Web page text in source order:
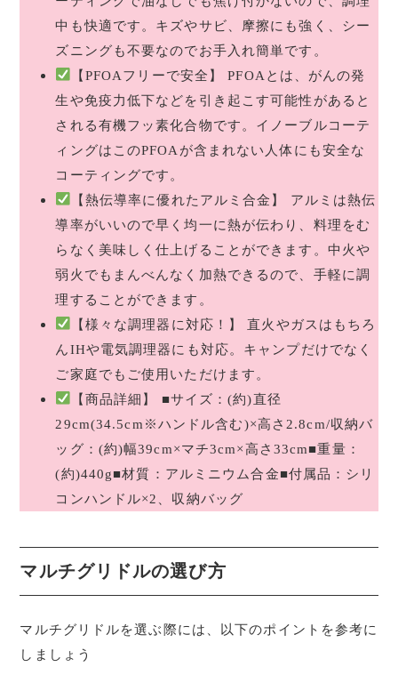
中も快適です。キズやサビ、摩擦にも強く、シー
ズニングも不要なのでお手入れ簡単です。
【PFOAフリーで安全】 PFOAとは、がんの発
生や免疫力低下などを引き起こす可能性があると
される有機フッ素化合物です。イノーブルコーテ
ィングはこのPFOAが含まれない人体にも安全な
コーティングです。
【熱伝導率に優れたアルミ合金】 アルミは熱伝
導率がいいので早く均一に熱が伝わり、料理をむ
らなく美味しく仕上げることができます。中火や
弱火でもまんべんなく加熱できるので、手軽に調
理することができます。
【様々な調理器に対応！】 直火やガスはもちろ
んIHや電気調理器にも対応。キャンプだけでなく
ご家庭でもご使用いただけます。
【商品詳細】 ■サイズ：(約)直径
29cm(34.5cm※ハンドル含む)×高さ2.8cm/収納バ
ッグ：(約)幅39cm×マチ3cm×高さ33cm■重量：
(約)440g■材質：アルミニウム合金■付属品：シリ
コンハンドル×2、収納バッグ
マルチグリドルの選び方
マルチグリドルを選ぶ際には、以下のポイントを参考に
しましょう